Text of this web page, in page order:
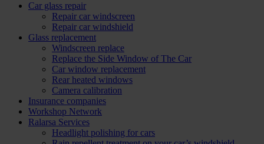
Car glass repair
Repair car windscreen
Repair car windshield
Glass replacement
Windscreen replace
Replace the Side Window of The Car
Car window replacement
Rear heated windows
Camera calibration
Insurance companies
Workshop Network
Ralarsa Services
Headlight polishing for cars